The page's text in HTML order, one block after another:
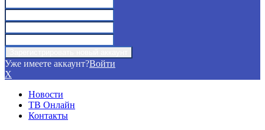
Уже имеете аккаунт?Войти
X
Новости
ТВ Онлайн
Контакты